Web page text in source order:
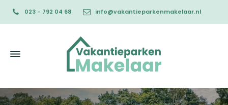
023 - 792 04 68 info@vakantieparkenmakelaar.nl